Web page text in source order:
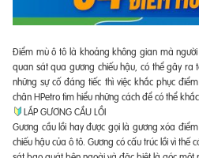
Điểm mù ô tô là khoảng không gian mà
quan sát qua gương chiếu hậu, có thể gây
những sự cố đáng tiếc thì việc khắc phục
chân HPetro tìm hiểu những cách để có thể
LẮP GƯƠNG CẦU LỒI
Gương cầu lồi hay được gọi là gương xóa
chiếu hậu của ô tô. Gương có cấu trúc lồi vì